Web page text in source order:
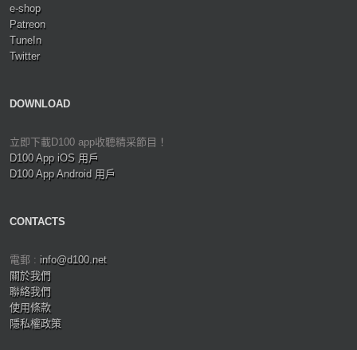
e-shop
Patreon
TuneIn
Twitter
DOWNLOAD
立即下載D100 app收聽精采節目！
D100 App iOS 用戶
D100 App Android 用戶
CONTACTS
電郵 : info@d100.net
關於我們
聯絡我們
使用條款
隱私權政策